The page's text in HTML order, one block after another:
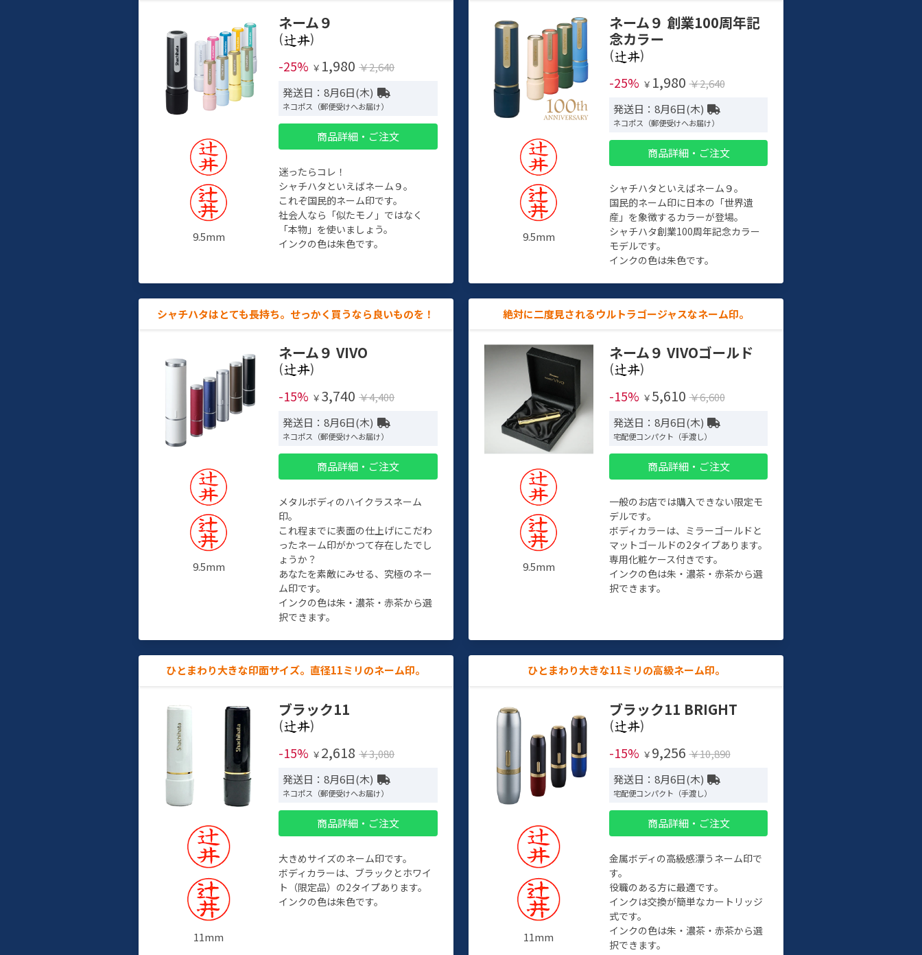
9.5mm
ネーム９
(
)
-25% ￥ 1,980 ￥2,640
発送日：8月6日(木)
ネコポス（郵便受けへお届け）
商品詳細・ご注文
迷ったらコレ！
シャチハタといえばネーム９。
これぞ国民的ネーム印です。
社会人なら「似たモノ」ではなく
「本物」を使いましょう。
インクの色は朱色です。
9.5mm
ネーム９ 創業100周年記
念カラー
(
)
-25% ￥ 1,980 ￥2,640
発送日：8月6日(木)
ネコポス（郵便受けへお届け）
商品詳細・ご注文
シャチハタといえばネーム９。
国民的ネーム印に日本の「世界遺
産」を象徴するカラーが登場。
シャチハタ創業100周年記念カラー
モデルです。
インクの色は朱色です。
シャチハタはとても長持ち。せっかく買うなら良いものを！
9.5mm
ネーム９ VIVO
(
)
-15% ￥ 3,740 ￥4,400
発送日：8月6日(木)
ネコポス（郵便受けへお届け）
商品詳細・ご注文
メタルボディのハイクラスネーム
印。
これ程までに表面の仕上げにこだわ
ったネーム印がかつて存在したでし
ょうか？
あなたを素敵にみせる、究極のネー
ム印です。
インクの色は朱・濃茶・赤茶から選
択できます。
絶対に二度見されるウルトラゴージャスなネーム印。
9.5mm
ネーム９ VIVOゴールド
(
)
-15% ￥ 5,610 ￥6,600
発送日：8月6日(木)
宅配便コンパクト（手渡し）
商品詳細・ご注文
一般のお店では購入できない限定モ
デルです。
ボディカラーは、ミラーゴールドと
マットゴールドの2タイプあります。
専用化粧ケース付きです。
インクの色は朱・濃茶・赤茶から選
択できます。
ひとまわり大きな印面サイズ。直径11ミリのネーム印。
11mm
ブラック11
(
)
-15% ￥ 2,618 ￥3,080
発送日：8月6日(木)
ネコポス（郵便受けへお届け）
商品詳細・ご注文
大きめサイズのネーム印です。
ボディカラーは、ブラックとホワイ
ト（限定品）の2タイプあります。
インクの色は朱色です。
ひとまわり大きな11ミリの高級ネーム印。
11mm
ブラック11 BRIGHT
(
)
-15% ￥ 9,256 ￥10,890
発送日：8月6日(木)
宅配便コンパクト（手渡し）
商品詳細・ご注文
金属ボディの高級感漂うネーム印で
す。
役職のある方に最適です。
インクは交換が簡単なカートリッジ
式です。
インクの色は朱・濃茶・赤茶から選
択できます。